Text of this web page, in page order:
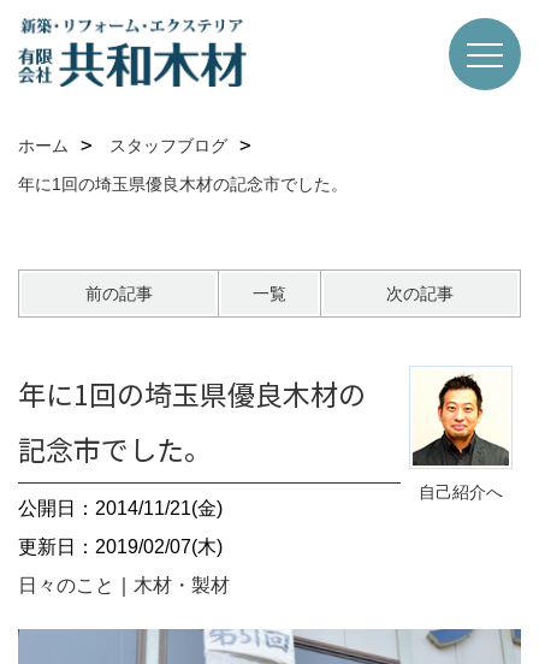
ホーム
スタッフブログ
年に1回の埼玉県優良木材の記念市でした。
前の記事 一覧 次の記事
自己紹介へ
年に1回の埼玉県優良木材の
記念市でした。
公開日：2014/11/21(金)
更新日：2019/02/07(木)
日々のこと
木材・製材